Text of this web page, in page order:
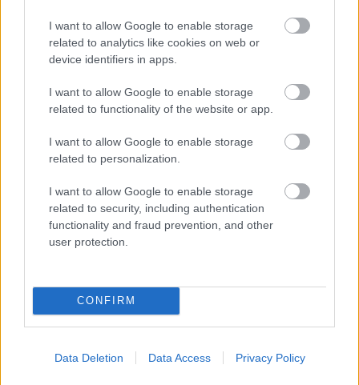
I want to allow Google to enable storage
related to analytics like cookies on web or
device identifiers in apps.
I want to allow Google to enable storage
related to functionality of the website or app.
I want to allow Google to enable storage
related to personalization.
I want to allow Google to enable storage
related to security, including authentication
functionality and fraud prevention, and other
user protection.
CONFIRM
Data Deletion Data Access Privacy Policy
Πορτογαλία και πέρασε στους «8» του
Παγκοσμίου
Σοκ στην Πάτρα, βρέθηκε απαγχονισμένος
63χρονος, δίπλα του εντοπίστηκε σημείωμα
Ράγισαν και οι πέτρες στην κηδεία του Φράνκο
Μπαρέζι, χιλιάδες στο τελευταίο αντίο στον
μεγάλο αρχηγό της Μίλαν